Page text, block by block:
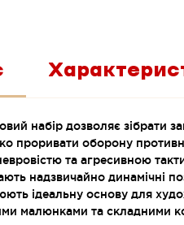
набір дозволяє зібрати
проривати оборону
та агресивною
надзвичайно динамічні
ідеальну основу для
малюнками та складними